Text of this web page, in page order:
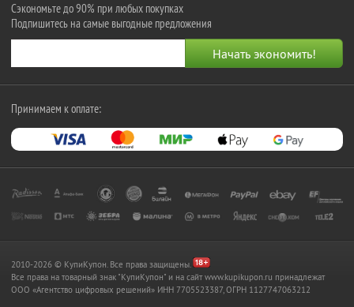
Сэкономьте до 90% при любых покупках
Подпишитесь на самые выгодные предложения
Принимаем к оплате:
2010-2026 © КупиКупон. Все права защищены.
Все права на товарный знак "КупиКупон" и на сайт www.kupikupon.ru принадлежат
OOO «Агентство цифровых решений» ИНН 7705523387, ОГРН 1127747063212